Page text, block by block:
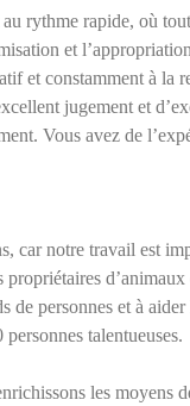
rythme rapide, où
et
et constamment à la
jugement et
Vous avez de
car notre travail est
de personnes et à
talentueuses.
les moyens